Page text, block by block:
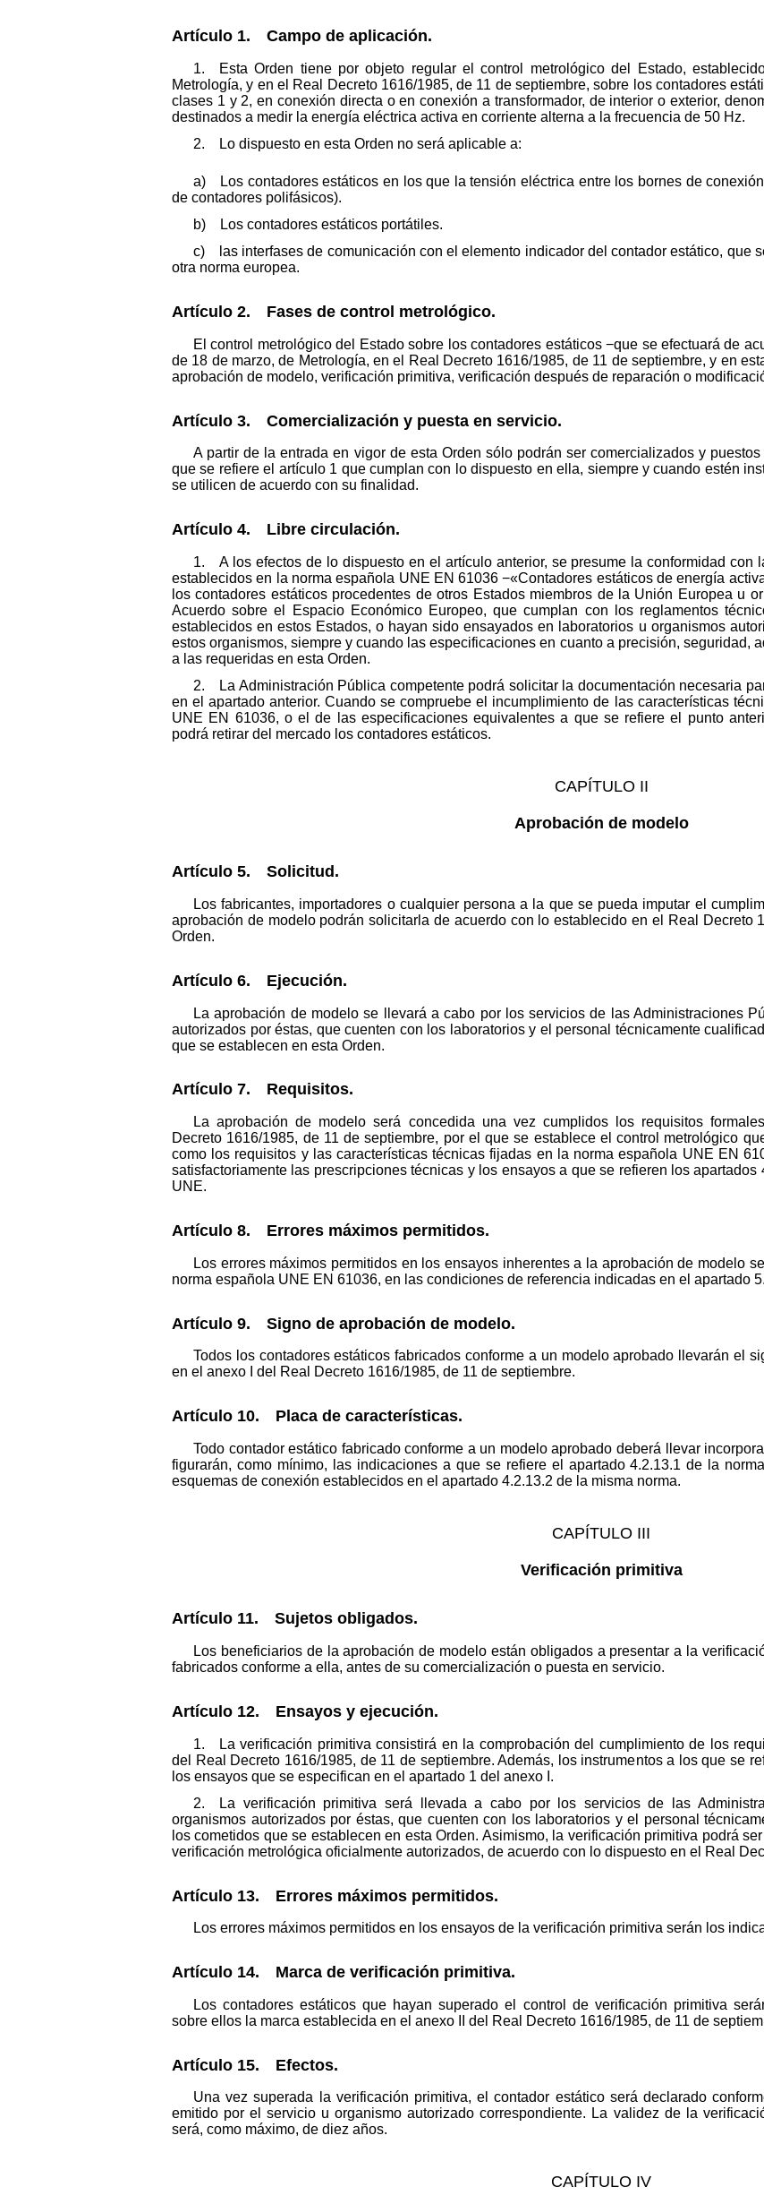
Artículo 1. Campo de aplicación.
1. Esta Orden tiene por objeto regular el control metrológico del Estado,
Metrología, y en el Real Decreto 1616/1985, de 11 de septiembre, sobre los contadores
clases 1 y 2, en conexión directa o en conexión a transformador, de interior o exterior,
destinados a medir la energía eléctrica activa en corriente alterna a la frecuencia de 50 Hz.
2. Lo dispuesto en esta Orden no será aplicable a:
a) Los contadores estáticos en los que la tensión eléctrica entre los bornes de
de contadores polifásicos).
b) Los contadores estáticos portátiles.
c) las interfases de comunicación con el elemento indicador del contador estático, que
otra norma europea.
Artículo 2. Fases de control metrológico.
El control metrológico del Estado sobre los contadores estáticos −que se efectuará de
de 18 de marzo, de Metrología, en el Real Decreto 1616/1985, de 11 de septiembre, y en
aprobación de modelo, verificación primitiva, verificación después de reparación o
Artículo 3. Comercialización y puesta en servicio.
A partir de la entrada en vigor de esta Orden sólo podrán ser comercializados y
que se refiere el artículo 1 que cumplan con lo dispuesto en ella, siempre y cuando estén
se utilicen de acuerdo con su finalidad.
Artículo 4. Libre circulación.
1. A los efectos de lo dispuesto en el artículo anterior, se presume la conformidad con
establecidos en la norma española UNE EN 61036 −«Contadores estáticos de energía
los contadores estáticos procedentes de otros Estados miembros de la Unión Europea u
Acuerdo sobre el Espacio Económico Europeo, que cumplan con los reglamentos
establecidos en estos Estados, o hayan sido ensayados en laboratorios u organismos
estos organismos, siempre y cuando las especificaciones en cuanto a precisión, seguridad,
a las requeridas en esta Orden.
2. La Administración Pública competente podrá solicitar la documentación necesaria
en el apartado anterior. Cuando se compruebe el incumplimiento de las características
UNE EN 61036, o el de las especificaciones equivalentes a que se refiere el punto
podrá retirar del mercado los contadores estáticos.
CAPÍTULO II
Aprobación de modelo
Artículo 5. Solicitud.
Los fabricantes, importadores o cualquier persona a la que se pueda imputar el
aprobación de modelo podrán solicitarla de acuerdo con lo establecido en el Real Decreto
Orden.
Artículo 6. Ejecución.
La aprobación de modelo se llevará a cabo por los servicios de las Administraciones
autorizados por éstas, que cuenten con los laboratorios y el personal técnicamente
que se establecen en esta Orden.
Artículo 7. Requisitos.
La aprobación de modelo será concedida una vez cumplidos los requisitos
Decreto 1616/1985, de 11 de septiembre, por el que se establece el control metrológico
como los requisitos y las características técnicas fijadas en la norma española UNE EN
satisfactoriamente las prescripciones técnicas y los ensayos a que se refieren los
UNE.
Artículo 8. Errores máximos permitidos.
Los errores máximos permitidos en los ensayos inherentes a la aprobación de modelo
norma española UNE EN 61036, en las condiciones de referencia indicadas en el apartado
Artículo 9. Signo de aprobación de modelo.
Todos los contadores estáticos fabricados conforme a un modelo aprobado llevarán el
en el anexo I del Real Decreto 1616/1985, de 11 de septiembre.
Artículo 10. Placa de características.
Todo contador estático fabricado conforme a un modelo aprobado deberá llevar
figurarán, como mínimo, las indicaciones a que se refiere el apartado 4.2.13.1 de la
esquemas de conexión establecidos en el apartado 4.2.13.2 de la misma norma.
CAPÍTULO III
Verificación primitiva
Artículo 11. Sujetos obligados.
Los beneficiarios de la aprobación de modelo están obligados a presentar a la
fabricados conforme a ella, antes de su comercialización o puesta en servicio.
Artículo 12. Ensayos y ejecución.
1. La verificación primitiva consistirá en la comprobación del cumplimiento de los
del Real Decreto 1616/1985, de 11 de septiembre. Además, los instrumentos a los que se
los ensayos que se especifican en el apartado 1 del anexo I.
2. La verificación primitiva será llevada a cabo por los servicios de las
organismos autorizados por éstas, que cuenten con los laboratorios y el personal
los cometidos que se establecen en esta Orden. Asimismo, la verificación primitiva podrá
verificación metrológica oficialmente autorizados, de acuerdo con lo dispuesto en el Real
Artículo 13. Errores máximos permitidos.
Los errores máximos permitidos en los ensayos de la verificación primitiva serán los
Artículo 14. Marca de verificación primitiva.
Los contadores estáticos que hayan superado el control de verificación primitiva
sobre ellos la marca establecida en el anexo II del Real Decreto 1616/1985, de 11 de
Artículo 15. Efectos.
Una vez superada la verificación primitiva, el contador estático será declarado
emitido por el servicio u organismo autorizado correspondiente. La validez de la
será, como máximo, de diez años.
CAPÍTULO IV